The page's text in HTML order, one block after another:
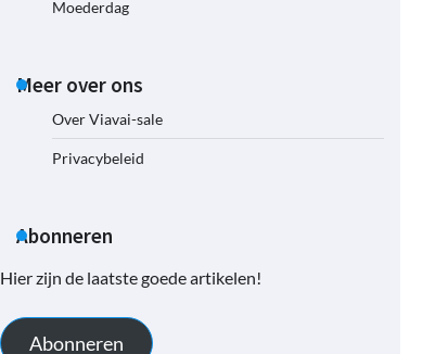
Moederdag
Meer over ons
Over Viavai-sale
Privacybeleid
Abonneren
Hier zijn de laatste goede artikelen!
Abonneren